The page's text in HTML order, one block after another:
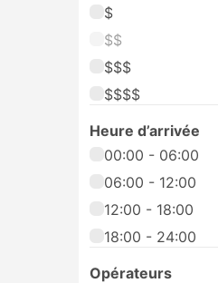
$
$$
$$$
$$$$
Heure d’arrivée
00:00 - 06:00
06:00 - 12:00
12:00 - 18:00
18:00 - 24:00
Opérateurs